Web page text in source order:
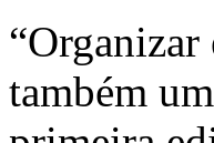
também